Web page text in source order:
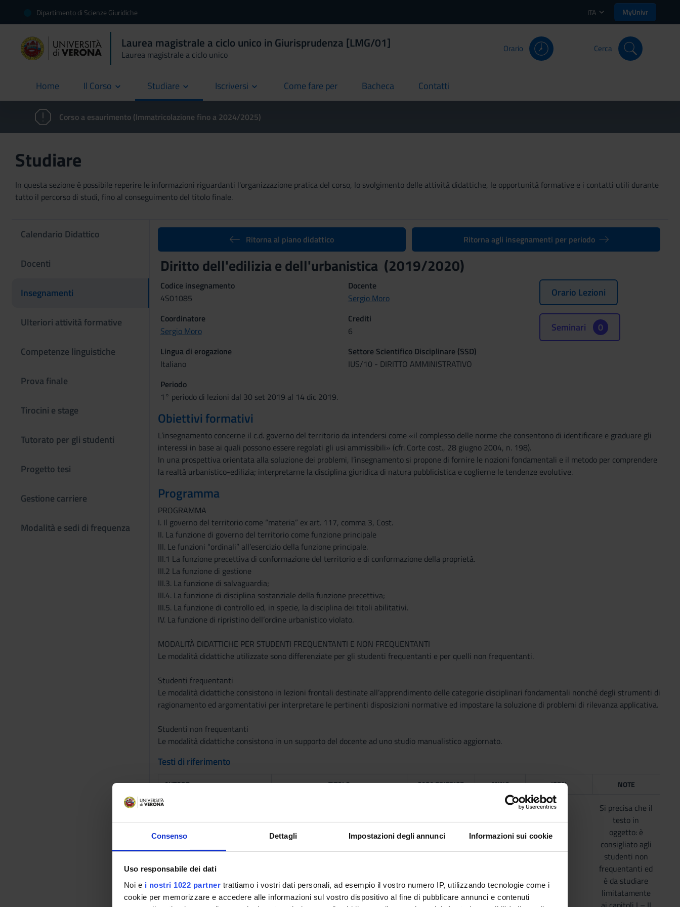
Consenso Dettagli Impostazioni degli annunci Informazioni sui cookie
Uso responsabile dei dati
Noi e i nostri 1022 partner trattiamo i vostri dati personali, ad esempio il vostro numero IP, utilizzando tecnologie come i
cookie per memorizzare e accedere alle informazioni sul vostro dispositivo al fine di pubblicare annunci e contenuti
Dipartimento di Scienze Giuridiche ITA MyUnivr
Laurea magistrale a ciclo unico in Giurisprudenza [LMG/01]
Laurea magistrale a ciclo unico
Orario Cerca
Home
current Il Corso Studiare Iscriversi Come fare per
current Bacheca
current Contatti
current
Corso a esaurimento (Immatricolazione fino a 2024/2025)
Studiare
In questa sezione è possibile reperire le informazioni riguardanti l'organizzazione pratica del corso, lo svolgimento delle attività didattiche, le opportunità formative e i contatti utili durante
tutto il percorso di studi, fino al conseguimento del titolo finale.
Calendario Didattico
Docenti
Insegnamenti
Ulteriori attività formative
Competenze linguistiche
Prova finale
Tirocini e stage
Tutorato per gli studenti
Progetto tesi
Gestione carriere
Modalità e sedi di frequenza
Ritorna al piano didattico Ritorna agli insegnamenti per periodo
Diritto dell'edilizia e dell'urbanistica (2019/2020)
Codice insegnamento
4S01085
Docente
Sergio Moro
Coordinatore
Sergio Moro
Crediti
6
Lingua di erogazione
Italiano
Settore Scientifico Disciplinare (SSD)
IUS/10 - DIRITTO AMMINISTRATIVO
Periodo
1° periodo di lezioni dal 30 set 2019 al 14 dic 2019.
Orario Lezioni
Seminari 0
Obiettivi formativi
L’insegnamento concerne il c.d. governo del territorio da intendersi come «il complesso delle norme che consentono di identificare e graduare gli
interessi in base ai quali possono essere regolati gli usi ammissibili» (cfr. Corte cost., 28 giugno 2004, n. 198).
In una prospettiva orientata alla soluzione dei problemi, l’insegnamento si propone di fornire le nozioni fondamentali e il metodo per comprendere
la realtà urbanistico-edilizia; interpretarne la disciplina giuridica di natura pubblicistica e coglierne le tendenze evolutive.
Programma
PROGRAMMA
I. Il governo del territorio come “materia” ex art. 117, comma 3, Cost.
II. La funzione di governo del territorio come funzione principale
III. Le funzioni “ordinali” all’esercizio della funzione principale.
III.1 La funzione precettiva di conformazione del territorio e di conformazione della proprietà.
III.2 La funzione di gestione
III.3. La funzione di salvaguardia;
III.4. La funzione di disciplina sostanziale della funzione precettiva;
III.5. La funzione di controllo ed, in specie, la disciplina dei titoli abilitativi.
IV. La funzione di ripristino dell’ordine urbanistico violato.
MODALITÀ DIDATTICHE PER STUDENTI FREQUENTANTI E NON FREQUENTANTI
Le modalità didattiche utilizzate sono differenziate per gli studenti frequentanti e per quelli non frequentanti.
Studenti frequentanti
Le modalità didattiche consistono in lezioni frontali destinate all’apprendimento delle categorie disciplinari fondamentali nonché degli strumenti di
ragionamento ed argomentativi per interpretare le pertinenti disposizioni normative ed impostare la soluzione di problemi di rilevanza applicativa.
Studenti non frequentanti
Le modalità didattiche consistono in un supporto del docente ad uno studio manualistico aggiornato.
Testi di riferimento
AUTORE TITOLO CASA EDITRICE ANNO ISBN NOTE
AA.VV. (a cura di D. DE
PRETIS ed A. SIMONATI),
pubbliche,
GIAPPICHELLI
EDITORE
2017
Si precisa che il
testo in
oggetto: è
consigliato agli
studenti non
frequentanti ed
è da studiare
limitatamente